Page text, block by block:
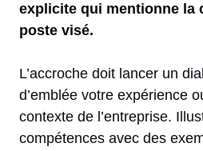
explicite qui mentionne la
poste visé.
L’accroche doit lancer un
d’emblée votre expérience
contexte de l’entreprise.
compétences avec des